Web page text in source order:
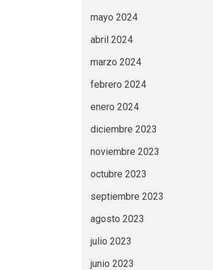
mayo 2024
abril 2024
marzo 2024
febrero 2024
enero 2024
diciembre 2023
noviembre 2023
octubre 2023
septiembre 2023
agosto 2023
julio 2023
junio 2023